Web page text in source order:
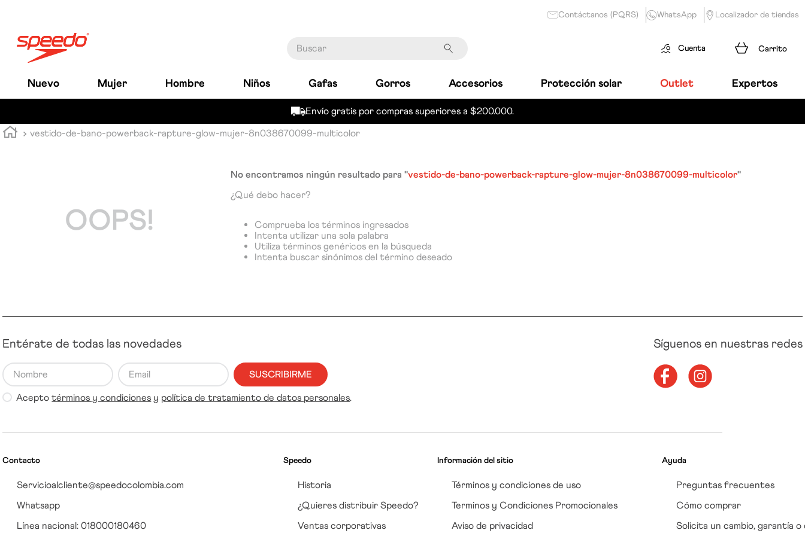
Contáctanos (PQRS) WhatsApp Localizador de tiendas
Cuenta
Nuevo Mujer Hombre Niños Gafas Gorros Accesorios Protección solar Outlet Expertos
Envío gratis por compras superiores a $200.000.
vestido-de-bano-powerback-rapture-glow-mujer-8n038670099-multicolor
OOPS!
No encontramos ningún resultado para "vestido-de-bano-powerback-rapture-glow-mujer-8n038670099-multicolor"
¿Qué debo hacer?
Comprueba los términos ingresados
Intenta utilizar una sola palabra
Utiliza términos genéricos en la búsqueda
Intenta buscar sinónimos del término deseado
Entérate de todas las novedades
SUSCRIBIRME
Aceptotérminos y condiciones y política de tratamiento de datos personales.
Síguenos en nuestras redes
Contacto
Servicioalcliente@speedocolombia.com
Whatsapp
Línea nacional: 018000180460
Speedo
Historia
¿Quieres distribuir Speedo?
Ventas corporativas
Información del sitio
Términos y condiciones de uso
Terminos y Condiciones Promocionales
Aviso de privacidad
Ayuda
Preguntas frecuentes
Cómo comprar
Solicita un cambio, garantía o